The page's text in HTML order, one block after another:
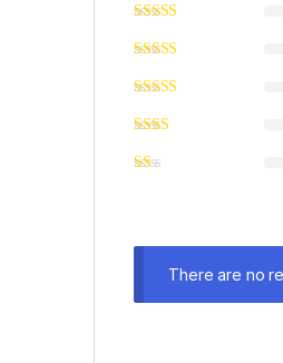
There are no